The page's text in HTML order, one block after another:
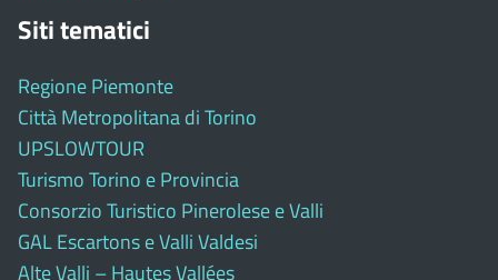
Siti tematici
Regione Piemonte
Città Metropolitana di Torino
UPSLOWTOUR
Turismo Torino e Provincia
Consorzio Turistico Pinerolese e Valli
GAL Escartons e Valli Valdesi
Alte Valli – Hautes Vallées